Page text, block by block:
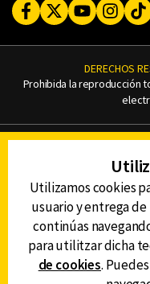
FacebookTwitterYoutube
DERECHOS
Prohibida la reproducción
Utilizamos cookies
usuario y entrega
continúas
para utilitzar dicha
de cookies.